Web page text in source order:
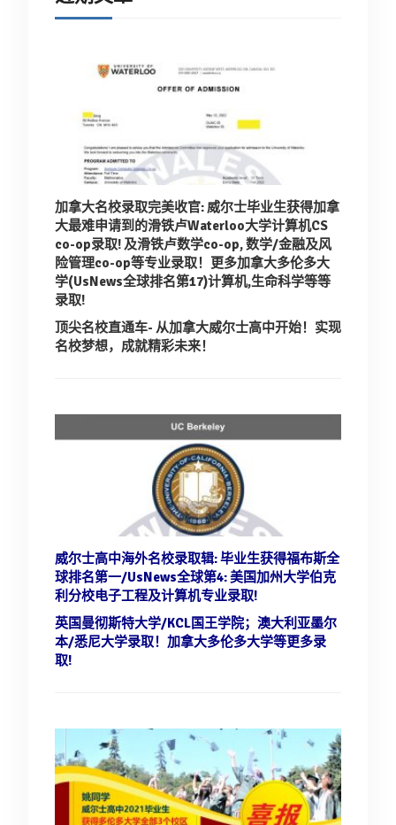
加拿大名校录取完美收官: 威尔士毕业生获得加拿
大最难申请到的滑铁卢Waterloo大学计算机CS
co-op录取! 及滑铁卢数学co-op, 数学/金融及风
险管理co-op等专业录取！ 更多加拿大多伦多大
学(UsNews全球排名第17)计算机,生命科学等等
录取!
顶尖名校直通车- 从加拿大威尔士高中开始！实现
名校梦想，成就精彩未来！
威尔士高中海外名校录取辑: 毕业生获得福布斯全
球排名第一/UsNews全球第4:美国加州大学伯克
利分校电子工程及计算机专业录取!
英国曼彻斯特大学/KCL国王学院；澳大利亚墨尔
本/悉尼大学录取！ 加拿大多伦多大学等更多录
取!